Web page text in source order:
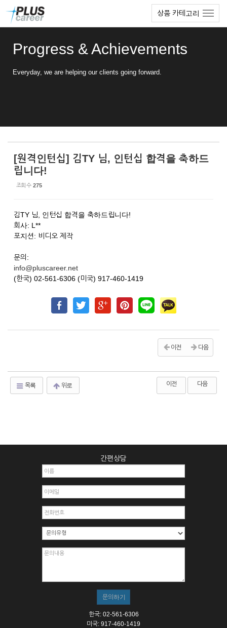
상품 카테고리
Progress & Achievements
Everyday, we are helping our clients going forward.
[원격인턴십] 김TY 님, 인턴십 합격을 축하드
립니다!
조회 수 275
김TY 님, 인턴십 합격을 축하드립니다!
회사: L**
포지션: 비디오 제작
문의:
info@pluscareer.net
(한국) 02-561-6306 (미국) 917-460-1419
이전 다음
목록 위로 이전 다음
간편상담
한국: 02-561-6306
미국: 917-460-1419